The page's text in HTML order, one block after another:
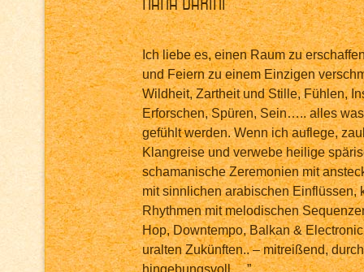
Ich liebe es, einen Raum zu
und Feiern zu einem Einzigen
Wildheit, Zartheit und Stille, Fühlen,
Erforschen, Spüren, Sein….. alles
gefühlt werden. Wenn ich auflege,
Klangreise und verwebe heilige
schamanische Zeremonien mit
mit sinnlichen arabischen Einflüssen,
Rhythmen mit melodischen
Hop, Downtempo, Balkan &
uralten Zukünften.. – mitreißend,
hingebungsvoll….”